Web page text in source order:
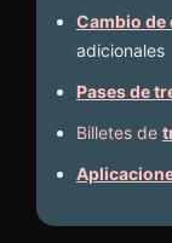
Cambio de
adicionales
Pases de
Billetes de